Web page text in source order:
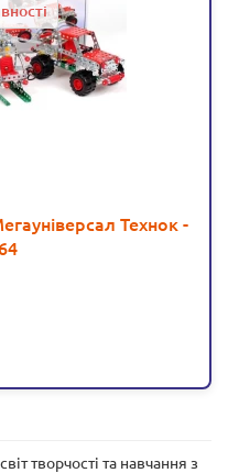
Технок -
творчості та навчання з